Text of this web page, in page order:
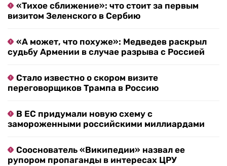
«Тихое сближение»: что стоит за первым
визитом Зеленского в Сербию
«А может, что похуже»: Медведев раскрыл
судьбу Армении в случае разрыва с Россией
Стало известно о скором визите
переговорщиков Трампа в Россию
В ЕС придумали новую схему с
замороженными российскими миллиардами
Сооснователь «Википедии» назвал ее
рупором пропаганды в интересах ЦРУ